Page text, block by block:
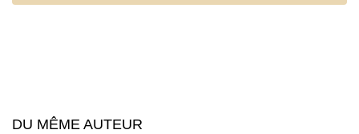
DU MÊME AUTEUR